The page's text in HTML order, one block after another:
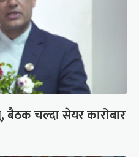
बैठक चल्दा सेयर कारोबार